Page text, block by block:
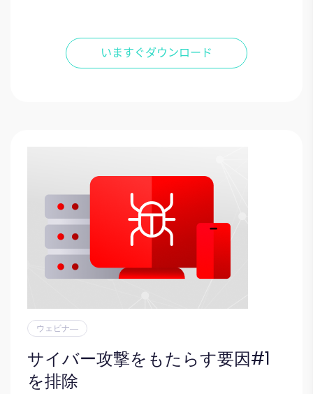
ウェビナ―
サイバー攻撃をもたらす要因#1
を排除